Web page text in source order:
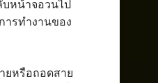
บหน้าจอวนไป
ารทำงานของ
ายหรือถอดสาย